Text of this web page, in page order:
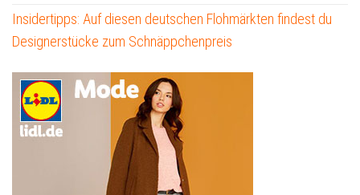
Insidertipps: Auf diesen deutschen Flohmärkten findest du
Designerstücke zum Schnäppchenpreis